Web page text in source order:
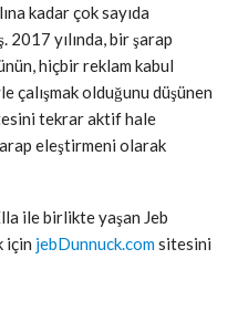
kadar çok sayıda
2017 yılında, bir şarap
hiçbir reklam kabul
çalışmak olduğunu düşünen
tekrar aktif hale
eleştirmeni olarak
ile birlikte yaşan Jeb
için jebDunnuck.comsitesini